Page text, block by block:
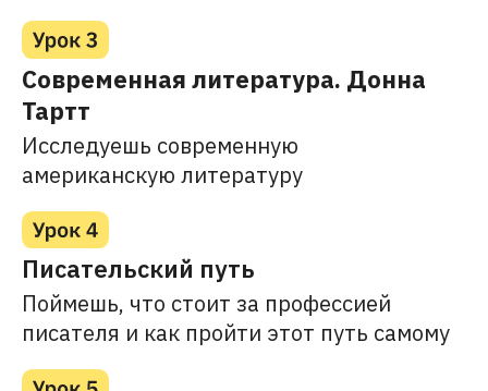
Современная литература. Донна
Тартт
Исследуешь современную
американскую литературу
Писательский путь
Поймешь, что стоит за профессией
писателя и как пройти этот путь самому